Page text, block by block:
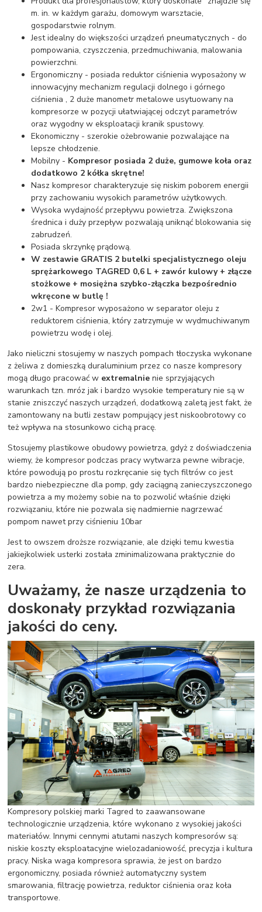
m. in. w każdym garażu, domowym warsztacie,
gospodarstwie rolnym.
Jest idealny do większości urządzeń pneumatycznych - do
pompowania, czyszczenia, przedmuchiwania, malowania
powierzchni.
Ergonomiczny - posiada reduktor ciśnienia wyposażony w
innowacyjny mechanizm regulacji dolnego i górnego
ciśnienia , 2 duże manometr metalowe usytuowany na
kompresorze w pozycji ułatwiającej odczyt parametrów
oraz wygodny w eksploatacji kranik spustowy.
Ekonomiczny - szerokie ożebrowanie pozwalające na
lepsze chłodzenie.
Mobilny - Kompresor posiada 2 duże, gumowe koła oraz
dodatkowo 2 kółka skrętne!
Nasz kompresor charakteryzuje się niskim poborem energii
przy zachowaniu wysokich parametrów użytkowych.
Wysoka wydajność przepływu powietrza. Zwiększona
średnica i duży przepływ pozwalają uniknąć blokowania się
zabrudzeń.
Posiada skrzynkę prądową.
W zestawie GRATIS 2 butelki specjalistycznego oleju
sprężarkowego TAGRED 0,6 L + zawór kulowy + złącze
stożkowe + mosiężna szybko-złączka bezpośrednio
wkręcone w butlę !
2w1 - Kompresor wyposażono w separator oleju z
reduktorem ciśnienia, który zatrzymuje w wydmuchiwanym
powietrzu wodę i olej.
Jako nieliczni stosujemy w naszych pompach tłoczyska wykonane
z żeliwa z domieszką duraluminium przez co nasze kompresory
mogą długo pracować w extremalnie nie sprzyjających
warunkach tzn. mróz jak i bardzo wysokie temperatury nie są w
stanie zniszczyć naszych urządzeń, dodatkową zaletą jest fakt, że
zamontowany na butli zestaw pompujący jest niskoobrotowy co
też wpływa na stosunkowo cichą pracę.
Stosujemy plastikowe obudowy powietrza, gdyż z doświadczenia
wiemy, że kompresor podczas pracy wytwarza pewne wibracje,
które powodują po prostu rozkręcanie się tych filtrów co jest
bardzo niebezpieczne dla pomp, gdy zaciągną zanieczyszczonego
powietrza a my możemy sobie na to pozwolić właśnie dzięki
rozwiązaniu, które nie pozwala się nadmiernie nagrzewać
pompom nawet przy ciśnieniu 10bar
Jest to owszem droższe rozwiązanie, ale dzięki temu kwestia
jakiejkolwiek usterki została zminimalizowana praktycznie do
zera.
Uważamy, że nasze urządzenia to
doskonały przykład rozwiązania
jakości do ceny.
Kompresory polskiej marki Tagred to zaawansowane
technologicznie urządzenia, które wykonano z wysokiej jakości
materiałów. Innymi cennymi atutami naszych kompresorów są:
niskie koszty eksploatacyjne wielozadaniowość, precyzja i kultura
pracy. Niska waga kompresora sprawia, że jest on bardzo
ergonomiczny, posiada również automatyczny system
smarowania, filtrację powietrza, reduktor ciśnienia oraz koła
transportowe.